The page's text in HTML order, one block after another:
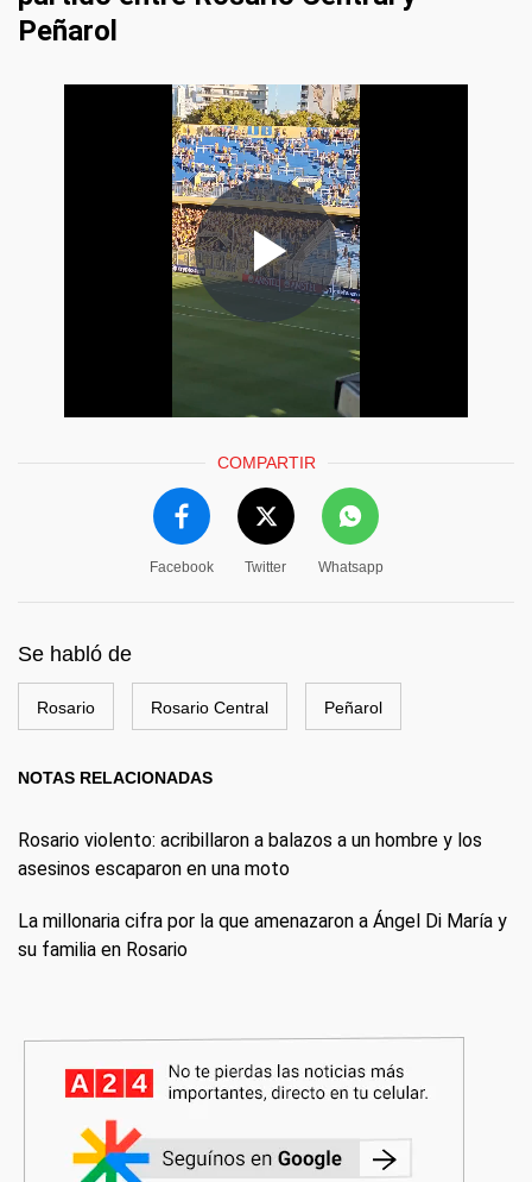
Peñarol
COMPARTIR
Facebook Twitter Whatsapp
Se habló de
Rosario Rosario Central Peñarol
NOTAS RELACIONADAS
Rosario violento: acribillaron a balazos a un hombre y los
asesinos escaparon en una moto
La millonaria cifra por la que amenazaron a Ángel Di María y
su familia en Rosario